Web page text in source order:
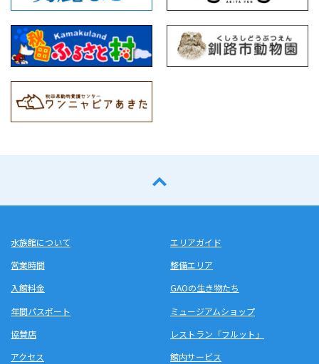
水族館について
営業時間
入館料金
年間パスポート
協賛店
アクセス
エリアガイド
整備エリア
GAOの生き物たち
ミュージアムショップ
レストラン「フルット」
館内サービス